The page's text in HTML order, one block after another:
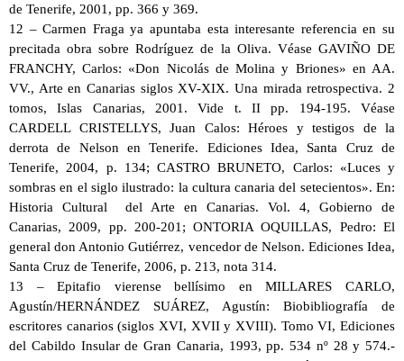
de Tenerife, 2001, pp. 366 y 369.
12 – Carmen Fraga ya apuntaba esta interesante referencia en su
precitada obra sobre Rodríguez de la Oliva. Véase GAVIÑO DE
FRANCHY, Carlos: «Don Nicolás de Molina y Briones» en AA.
VV., Arte en Canarias siglos XV-XIX. Una mirada retrospectiva. 2
tomos, Islas Canarias, 2001. Vide t. II pp. 194-195. Véase
CARDELL CRISTELLYS, Juan Calos: Héroes y testigos de la
derrota de Nelson en Tenerife. Ediciones Idea, Santa Cruz de
Tenerife, 2004, p. 134; CASTRO BRUNETO, Carlos: «Luces y
sombras en el siglo ilustrado: la cultura canaria del setecientos». En:
Historia Cultural del Arte en Canarias. Vol. 4, Gobierno de
Canarias, 2009, pp. 200-201; ONTORIA OQUILLAS, Pedro: El
general don Antonio Gutiérrez, vencedor de Nelson. Ediciones Idea,
Santa Cruz de Tenerife, 2006, p. 213, nota 314.
13 – Epitafio vierense bellísimo en MILLARES CARLO,
Agustín/HERNÁNDEZ SUÁREZ, Agustín: Biobibliografía de
escritores canarios (siglos XVI, XVII y XVIII). Tomo VI, Ediciones
del Cabildo Insular de Gran Canaria, 1993, pp. 534 nº 28 y 574.-